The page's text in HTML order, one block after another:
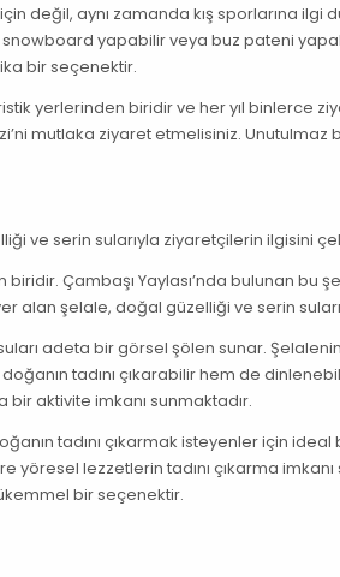
değil, aynı zamanda kış sporlarına ilgi
yapabilir veya buz pateni
bir seçenektir.
yerlerinden biridir ve her yıl binlerce
mutlaka ziyaret etmelisiniz.
ve serin sularıyla ziyaretçilerin ilgisini
biridir. Çambaşı Yaylası’nda bulunan bu
alan şelale, doğal güzelliği ve serin
adeta bir görsel şölen sunar.
tadını çıkarabilir hem de
aktivite imkanı sunmaktadır.
tadını çıkarmak isteyenler için
lezzetlerin tadını çıkarma
bir seçenektir.